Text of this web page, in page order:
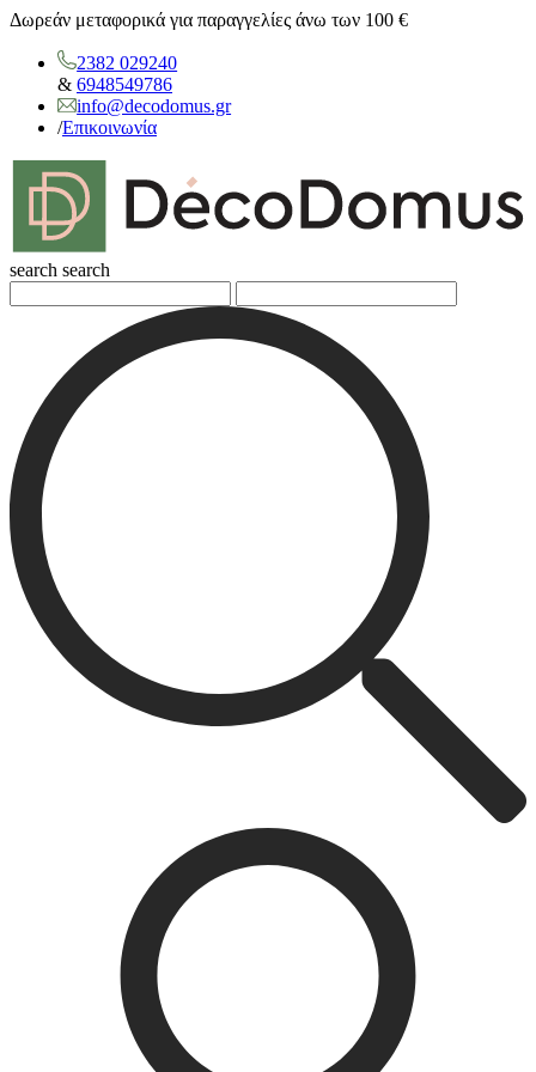
Δωρεάν μεταφορικά για παραγγελίες άνω των 100 €
2382 029240
& 6948549786
info@decodomus.gr
/Επικοινωνία
search search